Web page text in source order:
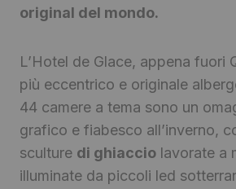
original del mondo.
L’Hotel de Glace, appena fuori
più eccentrico e originale
44 camere a tema sono un
grafico e fiabesco all’inverno,
sculture di ghiaccio lavorate a
illuminate da piccoli led